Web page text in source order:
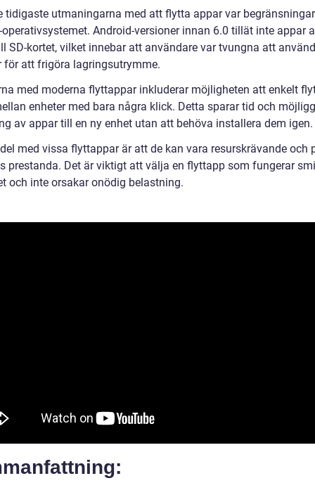
tidigaste utmaningarna med att flytta appar var
Android-versioner innan 6.0 tillät inte appar
SD-kortet, vilket innebar att användare var tvungna att
för att frigöra lagringsutrymme.
med moderna flyttappar inkluderar möjligheten att enkelt
enheter med bara några klick. Detta sparar tid och
av appar till en ny enhet utan att behöva installera dem igen.
med vissa flyttappar är att de kan vara resurskrävande och
prestanda. Det är viktigt att välja en flyttapp som fungerar
och inte orsakar onödig belastning.